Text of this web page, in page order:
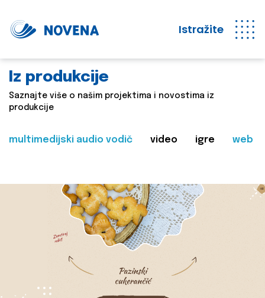
Istražite
Iz produkcije
Saznajte više o našim projektima i novostima iz
produkcije
multimedijski audio vodič video igre web